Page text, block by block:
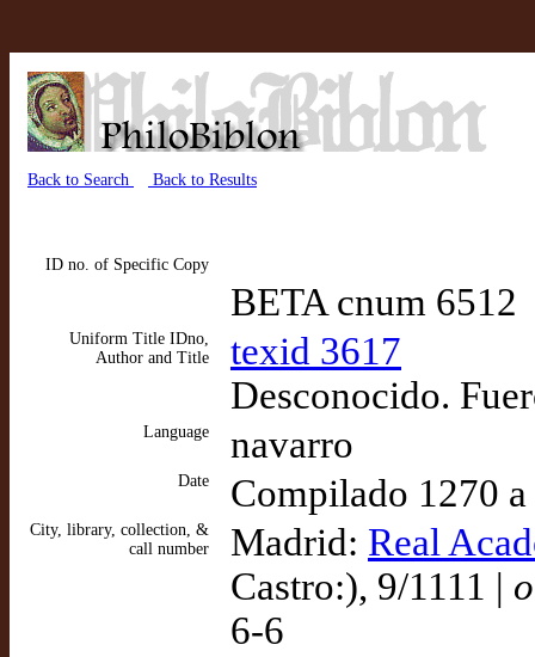
Back to Search Back to Results
ID no. of Specific Copy
BETA cnum 6512
Uniform Title IDno,
Author and Title
texid 3617
Desconocido.
Language navarro
Date Compilado 1270
City, library, collection, &
call number
Madrid: Real
Castro:), 9/1111 |
6-6